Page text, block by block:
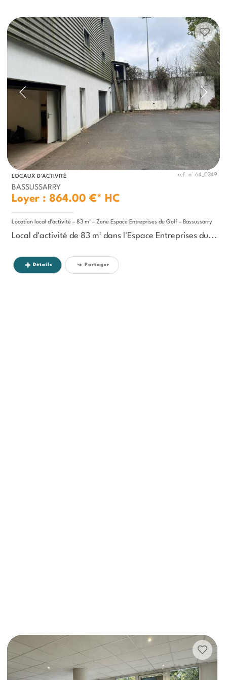
LOCAUX D'ACTIVITÉ ref. n° 64_0349
BASSUSSARRY
Loyer : 864.00 €* HC
Location local d'activité – 83 m² – Zone Espace Entreprises du Golf – Bassussarry
Local d'activité de 83 m² dans l'Espace Entreprises du...
Détails Partager